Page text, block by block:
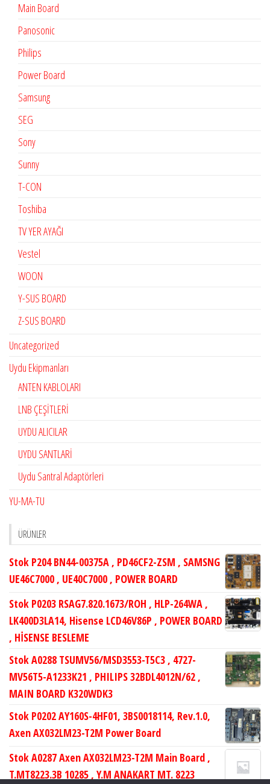
Main Board
Panosonic
Philips
Power Board
Samsung
SEG
Sony
Sunny
T-CON
Toshiba
TV YER AYAĞI
Vestel
WOON
Y-SUS BOARD
Z-SUS BOARD
Uncategorized
Uydu Ekipmanları
ANTEN KABLOLARI
LNB ÇEŞİTLERİ
UYDU ALICILAR
UYDU SANTLARİ
Uydu Santral Adaptörleri
YU-MA-TU
ÜRÜNLER
Stok P204 BN44-00375A , PD46CF2-ZSM , SAMSNG
UE46C7000 , UE40C7000 , POWER BOARD
Stok P0203 RSAG7.820.1673/ROH , HLP-264WA ,
LK400D3LA14, Hisense LCD46V86P , POWER BOARD
, HİSENSE BESLEME
Stok A0288 TSUMV56/MSD3553-T5C3 , 4727-
MV56T5-A1233K21 , PHILIPS 32BDL4012N/62 ,
MAIN BOARD K320WDK3
Stok P0202 AY160S-4HF01, 3BS0018114, Rev.1.0,
Axen AX032LM23-T2M Power Board
Stok A0287 Axen AX032LM23-T2M Main Board ,
T.MT8223.3B 10285 , Y.M ANAKART MT. 8223